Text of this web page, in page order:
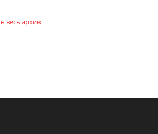
весь архив